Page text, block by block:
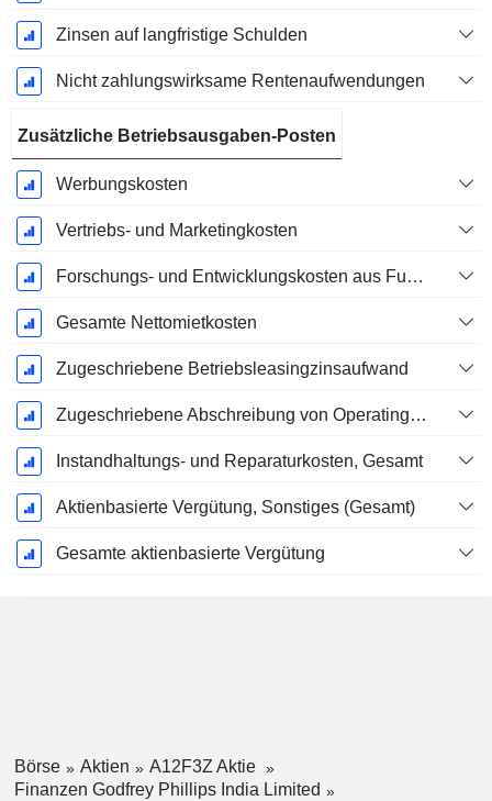
Zinsen auf langfristige Schulden
Nicht zahlungswirksame Rentenaufwendungen
Zusätzliche Betriebsausgaben-Posten
Werbungskosten
Vertriebs- und Marketingkosten
Forschungs- und Entwicklungskosten aus Fußnoten
Gesamte Nettomietkosten
Zugeschriebene Betriebsleasingzinsaufwand
Zugeschriebene Abschreibung von Operating-Leasingverträgen
Instandhaltungs- und Reparaturkosten, Gesamt
Aktienbasierte Vergütung, Sonstiges (Gesamt)
Gesamte aktienbasierte Vergütung
Börse Aktien
A12F3Z Aktie
Finanzen Godfrey Phillips India Limited